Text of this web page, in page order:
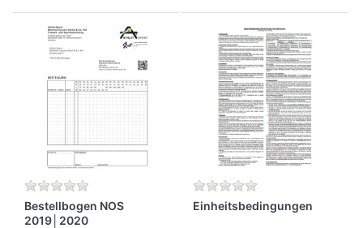
Bestellbogen NOS
2019│2020
Einheitsbedingungen